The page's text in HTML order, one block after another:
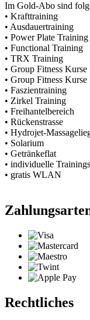
Im Gold-Abo sind
• Krafttraining
• Ausdauertraining
• Power Plate Training
• Functional Training
• TRX Training
• Group Fitness
• Group Fitness
• Faszientraining
• Zirkel Training
• Freihantelbereich
• Rückenstrasse
• Hydrojet-
• Solarium
• Getränkeflat
• individuelle
• gratis WLAN
Rechtliches